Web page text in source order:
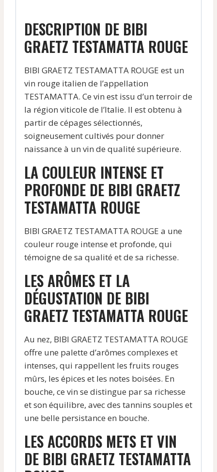
DESCRIPTION DE BIBI
GRAETZ TESTAMATTA ROUGE
BIBI GRAETZ TESTAMATTA ROUGE est un
vin rouge italien de l’appellation
TESTAMATTA. Ce vin est issu d’un terroir de
la région viticole de l’Italie. Il est obtenu à
partir de cépages sélectionnés,
soigneusement cultivés pour donner
naissance à un vin de qualité supérieure.
LA COULEUR INTENSE ET
PROFONDE DE BIBI GRAETZ
TESTAMATTA ROUGE
BIBI GRAETZ TESTAMATTA ROUGE a une
couleur rouge intense et profonde, qui
témoigne de sa qualité et de sa richesse.
LES ARÔMES ET LA
DÉGUSTATION DE BIBI
GRAETZ TESTAMATTA ROUGE
Au nez, BIBI GRAETZ TESTAMATTA ROUGE
offre une palette d’arômes complexes et
intenses, qui rappellent les fruits rouges
mûrs, les épices et les notes boisées. En
bouche, ce vin se distingue par sa richesse
et son équilibre, avec des tannins souples et
une belle persistance en bouche.
LES ACCORDS METS ET VIN
DE BIBI GRAETZ TESTAMATTA